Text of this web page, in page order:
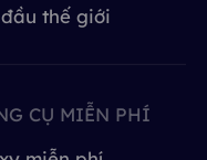
thế giới
CỤ MIỄN PHÍ